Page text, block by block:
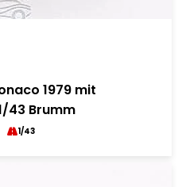
1979 mit
43 Brumm
1/43